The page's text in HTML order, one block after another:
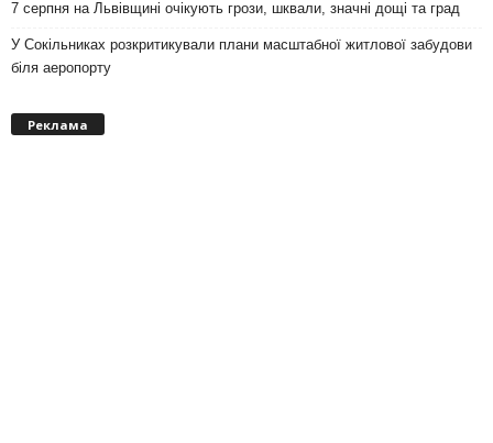
7 серпня на Львівщині очікують грози, шквали, значні дощі та град
У Сокільниках розкритикували плани масштабної житлової забудови
біля аеропорту
Реклама